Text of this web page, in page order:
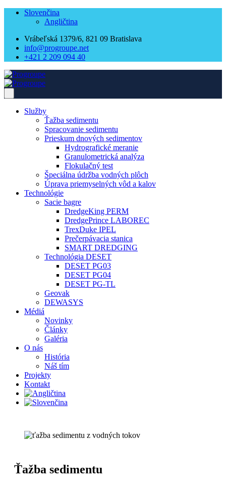
Slovenčina
Angličtina
Vrábeľská 1379/6, 821 09 Bratislava
info@progroupe.net
+421 2 209 094 40
Služby
Ťažba sedimentu
Spracovanie sedimentu
Prieskum dnových sedimentov
Hydrografické meranie
Granulometrická analýza
Flokulačný test
Špeciálna údržba vodných plôch
Úprava priemyselných vôd a kalov
Technológie
Sacie bagre
DredgeKing PERM
DredgePrince LABOREC
TrexDuke IPEL
Prečerpávacia stanica
SMART DREDGING
Technológia DESET
DESET PG03
DESET PG04
DESET PG-TL
Geovak
DEWASYS
Médiá
Novinky
Články
Galéria
O nás
História
Náš tím
Projekty
Kontakt
Ťažba sedimentu